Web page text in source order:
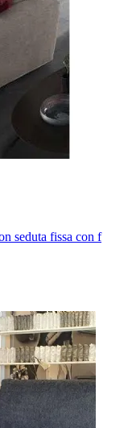
seduta fissa con f